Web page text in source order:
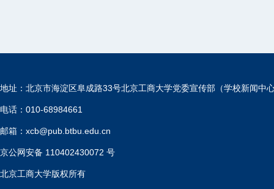
地址：北京市海淀区阜成路33号北京工商大学党委宣传部（学校新闻中
电话：010-68984661
邮箱：xcb@pub.btbu.edu.cn
京公网安备 110402430072 号
北京工商大学版权所有